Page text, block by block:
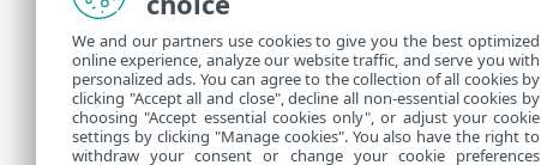
We and our partners use cookies to give you the best optimized
online experience, analyze our website traffic, and serve you with
personalized ads. You can agree to the collection of all cookies by
clicking "Accept all and close", decline all non-essential cookies by
choosing "Accept essential cookies only", or adjust your cookie
settings by clicking "Manage cookies". You also have the right to
withdraw your consent or change your cookie preferences